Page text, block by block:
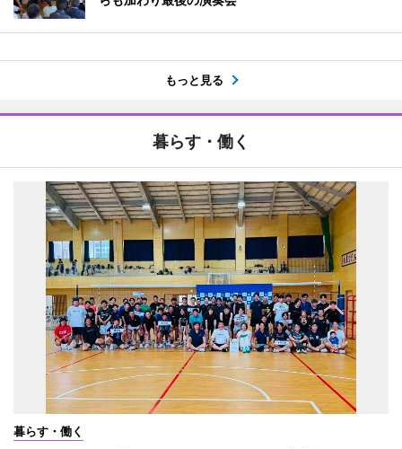
もっと見る
暮らす・働く
暮らす・働く